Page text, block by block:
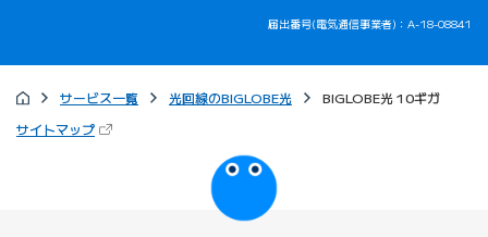
届出番号(電気通信事業者)：A-18-08841
サービス一覧 光回線のBIGLOBE光
BIGLOBE光 10ギガ
サイトマップ（新しいタブで開きます）